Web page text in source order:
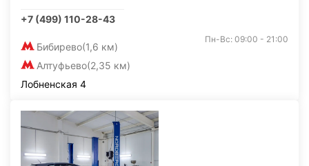
+7 (499) 110-28-43
Бибирево(1,6 км)
Алтуфьево(2,35 км)
Пн-Вс: 09:00 - 21:00
Лобненская 4